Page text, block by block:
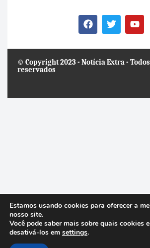
© Copyright 2023 - Notícia Extra -
reservados
Estamos usando cookies para oferecer a
nosso site.
Você pode saber mais sobre quais cookies
desativá-los em settings.